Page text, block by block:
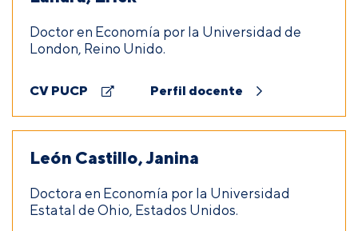
Doctor en Economía por la Universidad de
London, Reino Unido.
CV PUCP Perfil docente
León Castillo, Janina
Doctora en Economía por la Universidad
Estatal de Ohio, Estados Unidos.